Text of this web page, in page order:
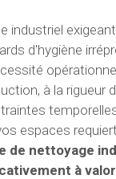
industriel
d'hygiène
à la rigueur
espaces
de nettoyage
à